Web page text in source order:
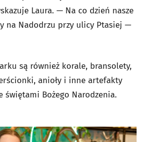
Laura. — Na co dzień nasze
na Nadodrzu przy ulicy Ptasiej —
są również korale, bransolety,
anioły i inne artefakty
świętami Bożego Narodzenia.